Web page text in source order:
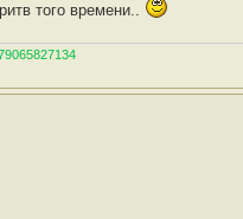
того времени..